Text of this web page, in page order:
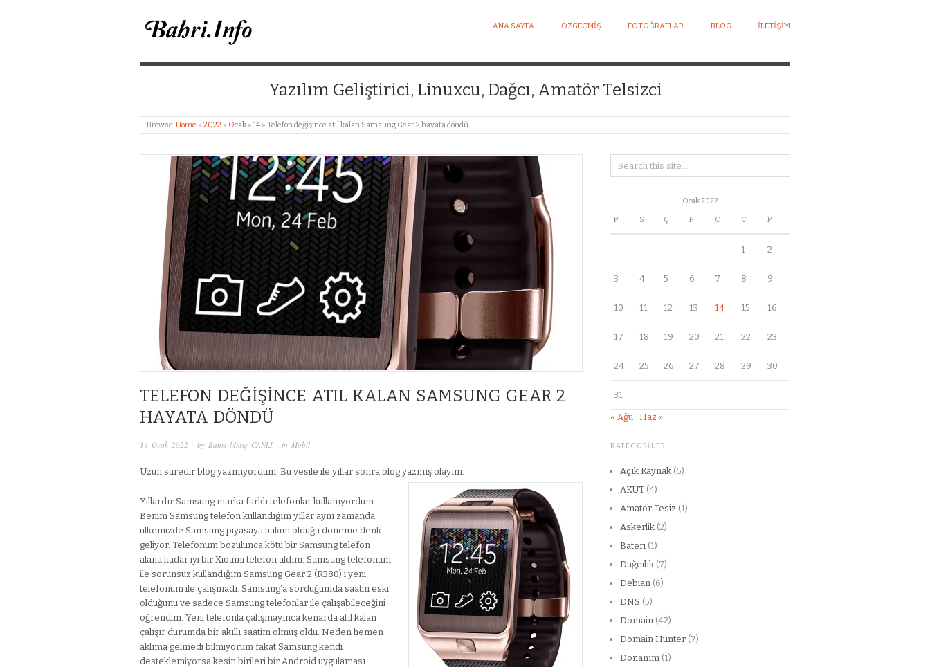
BAHRI MERIÇ CANLI KIŞISEL WEB SITESI
ANA SAYFA ÖZGEÇMIŞ FOTOĞRAFLAR BLOG İLETIŞIM
Yazılım Geliştirici, Linuxcu, Dağcı, Amatör Telsizci
Browse:Home » 2022 » Ocak » 14 » Telefon değişince atıl kalan Samsung Gear 2 hayata döndü
TELEFON DEĞIŞINCE ATIL KALAN SAMSUNG GEAR 2
HAYATA DÖNDÜ
14 Ocak 2022 · by Bahri Meriç CANLI · in Mobil
Uzun süredir blog yazmıyordum. Bu vesile ile yıllar sonra blog yazmış olayım.
Yıllardır Samsung marka farklı telefonlar kullanıyordum.
Benim Samsung telefon kullandığım yıllar aynı zamanda
ülkemizde Samsung piyasaya hakim olduğu döneme denk
geliyor. Telefonum bozulunca kötü bir Samsung telefon
alana kadar iyi bir Xioami telefon aldım. Samsung telefonum
ile sorunsuz kullandığım Samsung Gear 2 (R380)’i yeni
telefonum ile çalışmadı. Samsung’a sorduğumda saatin eski
olduğunu ve sadece Samsung telefonlar ile çalışabileceğini
öğrendim. Yeni telefonla çalışmayınca kenarda atıl kalan
çalışır durumda bir akıllı saatim olmuş oldu. Neden hemen
aklıma gelmedi bilmiyorum fakat Samsung kendi
desteklemiyorsa kesin birileri bir Android uygulaması
Ocak 2022
P S Ç P C C P
1 2
3 4 5 6 7 8 9
10 11 12 13 14 15 16
17 18 19 20 21 22 23
24 25 26 27 28 29 30
31
« Ağu Haz »
KATEGORILER
Açık Kaynak (6)
AKUT (4)
Amatör Tesiz (1)
Askerlik (2)
Bateri (1)
Dağcılık (7)
Debian (6)
DNS (5)
Domain (42)
Domain Hunter (7)
Donanım (1)